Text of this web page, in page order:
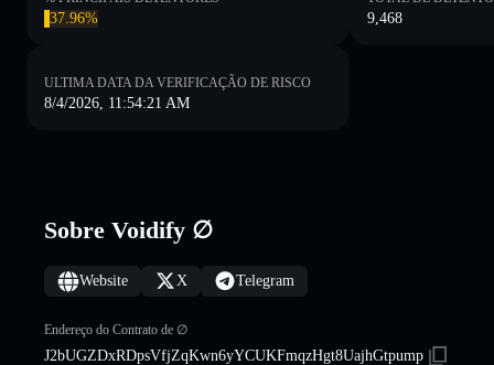
37.96% 9,468
ULTIMA DATA DA VERIFICAÇÃO DE RISCO
8/4/2026, 11:54:21 AM
Sobre Voidify ∅
Website X Telegram
Endereço do Contrato de ∅
J2bUGZDxRDpsVfjZqKwn6yYCUKFmqzHgt8UajhGtpump